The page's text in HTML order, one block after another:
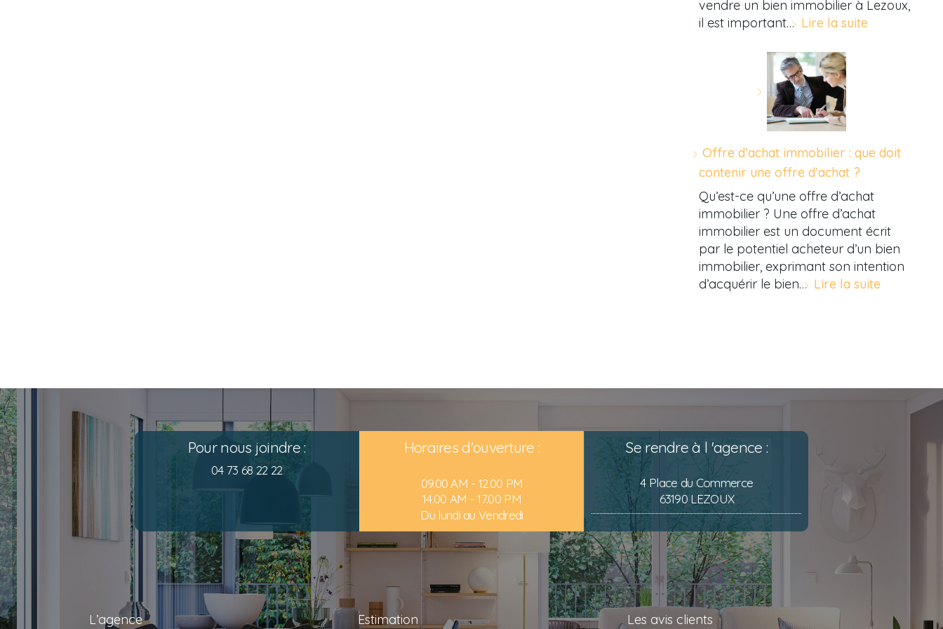
vendre un bien immobilier à Lezoux,
il est important… Lire la suite
Offre d’achat immobilier : que doit
contenir une offre d’achat ?
Qu’est-ce qu’une offre d’achat
immobilier ? Une offre d’achat
immobilier est un document écrit
par le potentiel acheteur d’un bien
immobilier, exprimant son intention
d’acquérir le bien… Lire la suite
Pour nous joindre :
04 73 68 22 22
Horaires d'ouverture :
09.00 AM - 12.00 PM
14.00 AM - 17.00 PM
Du lundi au Vendredi
Se rendre à l 'agence :
4 Place du Commerce
63190 LEZOUX
L’agence Estimation Les avis clients